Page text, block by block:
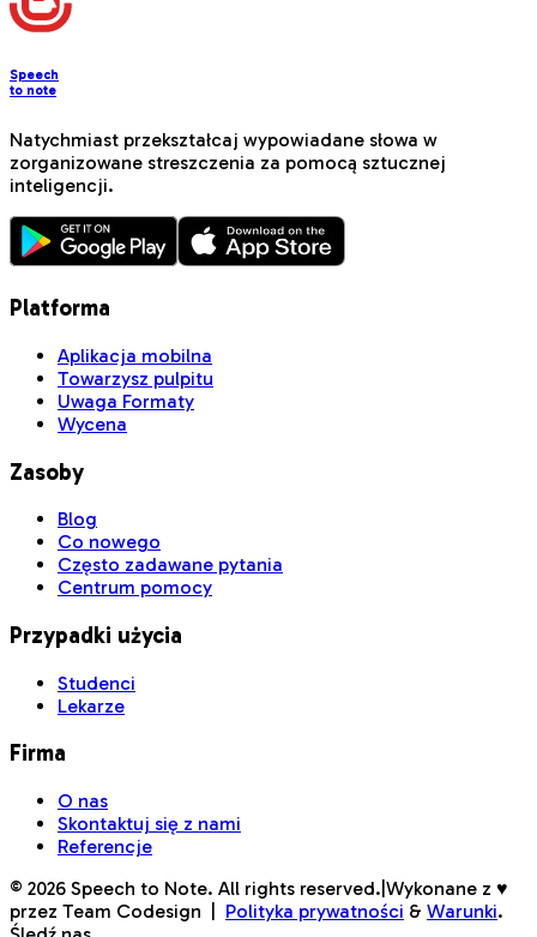
Speech
to note
Natychmiast przekształcaj wypowiadane słowa w
zorganizowane streszczenia za pomocą sztucznej
inteligencji.
Platforma
Aplikacja mobilna
Towarzysz pulpitu
Uwaga Formaty
Wycena
Zasoby
Blog
Co nowego
Często zadawane pytania
Centrum pomocy
Przypadki użycia
Studenci
Lekarze
Firma
O nas
Skontaktuj się z nami
Referencje
© 2026 Speech to Note. All rights reserved. Wykonane z ♥
przez Team Codesign
Polityka prywatności & Warunki.